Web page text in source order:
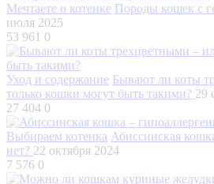
Мечтаете о котенке Породы кошек с
июля 2025
53 961 0
Уход и содержание Бывают ли коты
только кошки могут быть такими? 29
27 404 0
Выбираем котенка Абиссинская
нет? 22 октября 2024
7 576 0